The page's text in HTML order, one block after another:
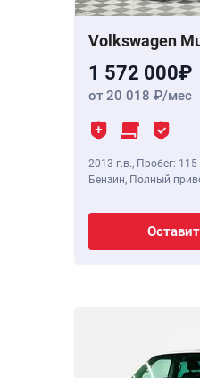
Volkswagen
1 572 000
от 20 018 /мес
2013 г.в., Пробег:
Бензин, Полный